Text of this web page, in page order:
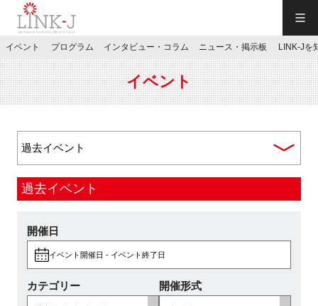
JP／EN
お問い合わせ
マイページ
イベント プログラム インタビュー・コラム ニュース・掲示板 LINK-Jを
イベント
過去イベント
開催日
イベント開催日 - イベント終了日
カテゴリー 開催形式